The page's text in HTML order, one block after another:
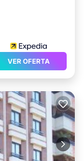
VER OFERTA